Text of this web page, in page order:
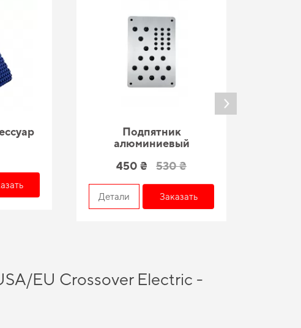
Подпятник
алюминиевый
450 ₴
530 ₴
Детали Заказать
EU Crossover Electric -